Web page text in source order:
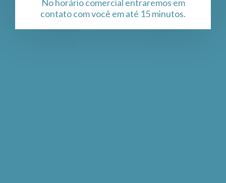
No horário comercial entraremos em
contato com você em até 15 minutos.